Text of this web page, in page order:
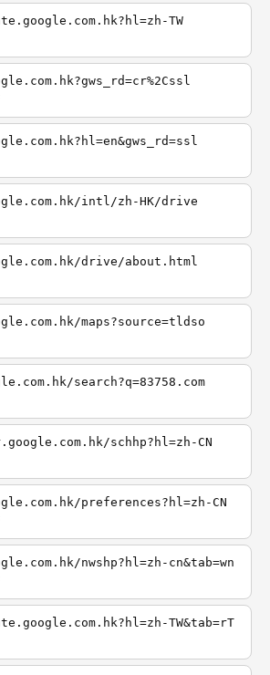
TW
intl/zh-HK/drive
drive/about.html
maps?source=tldso
search?q=83758.com
schhp?hl=zh-CN
preferences?hl=zh-CN
nwshp?hl=zh-cn&tab=wn
TW&tab=rT